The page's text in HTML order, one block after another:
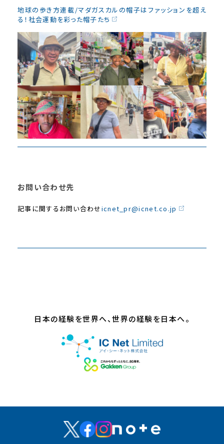
地球の歩き方連載/マダガスカルの帽子はファッションを超え
る！社会運動を彩った帽子たち
お問い合わせ先
記事に関するお問い合わせicnet_pr@icnet.co.jp
日本の経験を世界へ、世界の経験を日本へ。